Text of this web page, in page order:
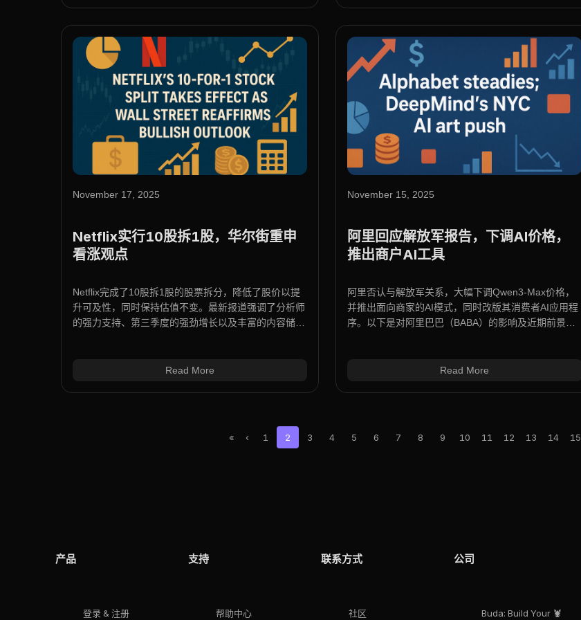
November 17, 2025
Netflix实行10股拆1股，华尔街重申
看涨观点
Netflix完成了10股拆1股的股票拆分，降低了股价以提
升可及性，同时保持估值不变。最新报道强调了分析师
的强力支持、第三季度的强劲增长以及丰富的内容储
Read More
November 15, 2025
阿里回应解放军报告，下调AI价格，
推出商户AI工具
阿里否认与解放军关系，大幅下调Qwen3-Max价格，
并推出面向商家的AI模式，同时改版其消费者AI应用程
序。以下是对阿里巴巴（BABA）的影响及近期前景分
Read More
« ‹ 1 2 3 4 5 6 7 8 9 10 11 12 13 14 15
产品
登录 & 注册
支持
帮助中心
联系方式
社区
公司
Buda: Build Your 🦞